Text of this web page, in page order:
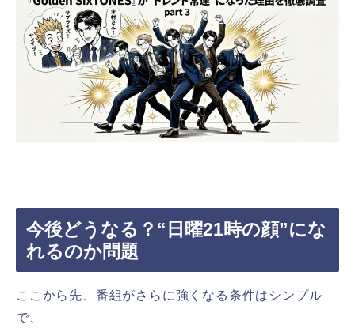
今後どうなる？“日曜21時の顔”にな
れるのか問題
ここから先、番組がさらに強くなる条件はシンプル
で、